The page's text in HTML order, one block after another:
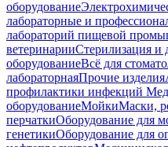
оборудование
лабораторные и
лабораторий пищевой
ветеринарииСтерилизация и
оборудованиеВсё для
лабораторнаяПрочие изделия
профилактики инфекций
оборудованиеМойкиМаски,
перчаткиОборудование для
генетикиОборудование для